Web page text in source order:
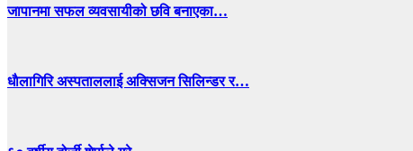
जापानमा सफल व्यवसायीको छवि बनाएका…
धाैलागिरि अस्पताललाई अक्सिजन सिलिन्डर र…